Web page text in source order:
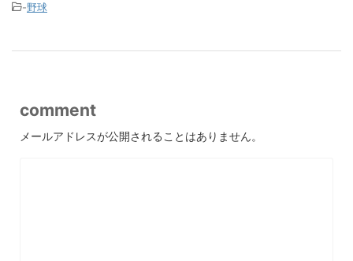
-野球
comment
メールアドレスが公開されることはありません。